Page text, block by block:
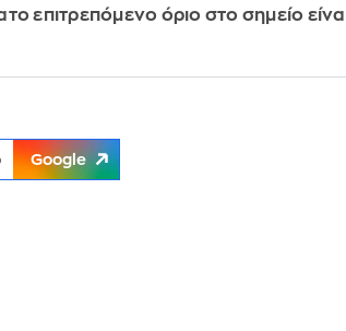
επιτρεπόμενο όριο στο σημείο
Google